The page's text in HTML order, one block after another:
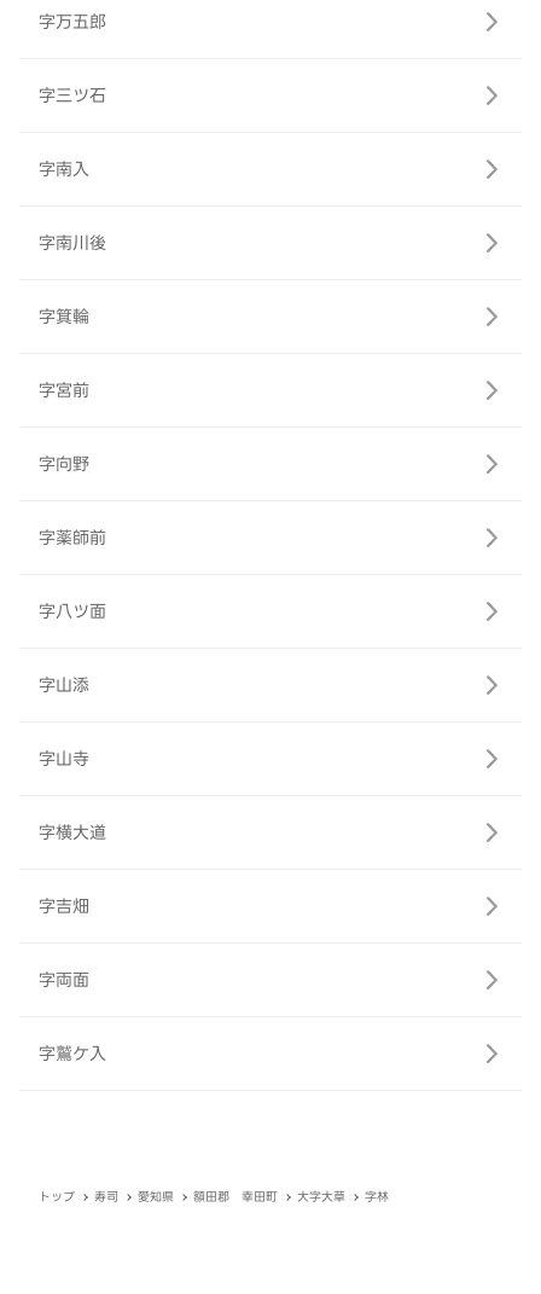
字万五郎
字三ツ石
字南入
字南川後
字箕輪
字宮前
字向野
字薬師前
字八ツ面
字山添
字山寺
字横大道
字吉畑
字両面
字鷲ケ入
トップ 寿司 愛知県 額田郡 幸田町 大字大草 字林